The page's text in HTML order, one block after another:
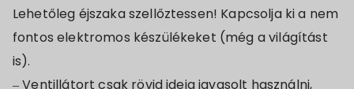
Lehetőleg éjszaka szellőztessen! Kapcsolja ki a nem
fontos elektromos készülékeket (még a világítást
is).
– Ventillátort csak rövid ideig javasolt használni,